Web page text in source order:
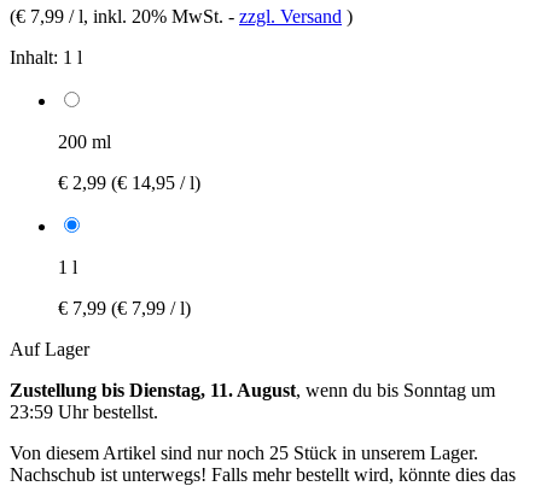
(€ 7,99 / l, inkl. 20% MwSt. - zzgl. Versand )
Inhalt: 1 l
200 ml
€ 2,99 (€ 14,95 / l)
1 l
€ 7,99 (€ 7,99 / l)
Auf Lager
Zustellung bis Dienstag, 11. August, wenn du bis Sonntag um
23:59 Uhrbestellst.
Von diesem Artikel sind nur noch 25 Stück in unserem Lager.
Nachschub ist unterwegs! Falls mehr bestellt wird, könnte dies das